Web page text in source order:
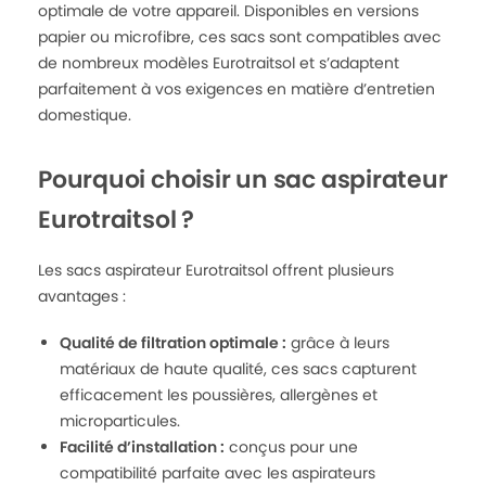
optimale de votre appareil. Disponibles en versions
papier ou microfibre, ces sacs sont compatibles avec
de nombreux modèles Eurotraitsol et s’adaptent
parfaitement à vos exigences en matière d’entretien
domestique.
Pourquoi choisir un sac aspirateur
Eurotraitsol ?
Les sacs aspirateur Eurotraitsol offrent plusieurs
avantages :
Qualité de filtration optimale : grâce à leurs
matériaux de haute qualité, ces sacs capturent
efficacement les poussières, allergènes et
microparticules.
Facilité d’installation : conçus pour une
compatibilité parfaite avec les aspirateurs